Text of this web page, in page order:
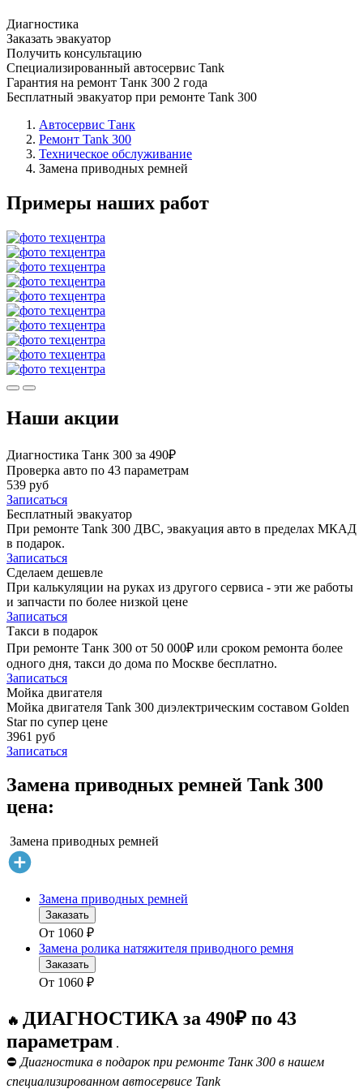
Диагностика
Заказать эвакуатор
Получить консультацию
Специализированный автосервис Tank
Гарантия на ремонт Танк 300 2 года
Бесплатный эвакуатор при ремонте Tank 300
Автосервис Танк
Ремонт Tank 300
Техническое обслуживание
Замена приводных ремней
Примеры наших работ
Наши акции
Диагностика Танк 300 за 490₽
Проверка авто по 43 параметрам
539 руб
Записаться
Бесплатный эвакуатор
При ремонте Tank 300 ДВС, эвакуация авто в пределах МКАД
в подарок.
Записаться
Сделаем дешевле
При калькуляции на руках из другого сервиса - эти же работы
и запчасти по более низкой цене
Записаться
Такси в подарок
При ремонте Танк 300 от 50 000₽ или сроком ремонта более
одного дня, такси до дома по Москве бесплатно.
Записаться
Мойка двигателя
Мойка двигателя Tank 300 диэлектрическим составом Golden
Star по супер цене
3961 руб
Записаться
Замена приводных ремней Tank 300
цена:
Замена приводных ремней
Замена приводных ремней
Заказать
От 1060 ₽
Замена ролика натяжителя приводного ремня
Заказать
От 1060 ₽
🔥 ДИАГНОСТИКА за 490₽ по 43
параметрам .
⛔ Диагностика в подарок при ремонте Танк 300 в нашем
специализированном автосервисе Tank